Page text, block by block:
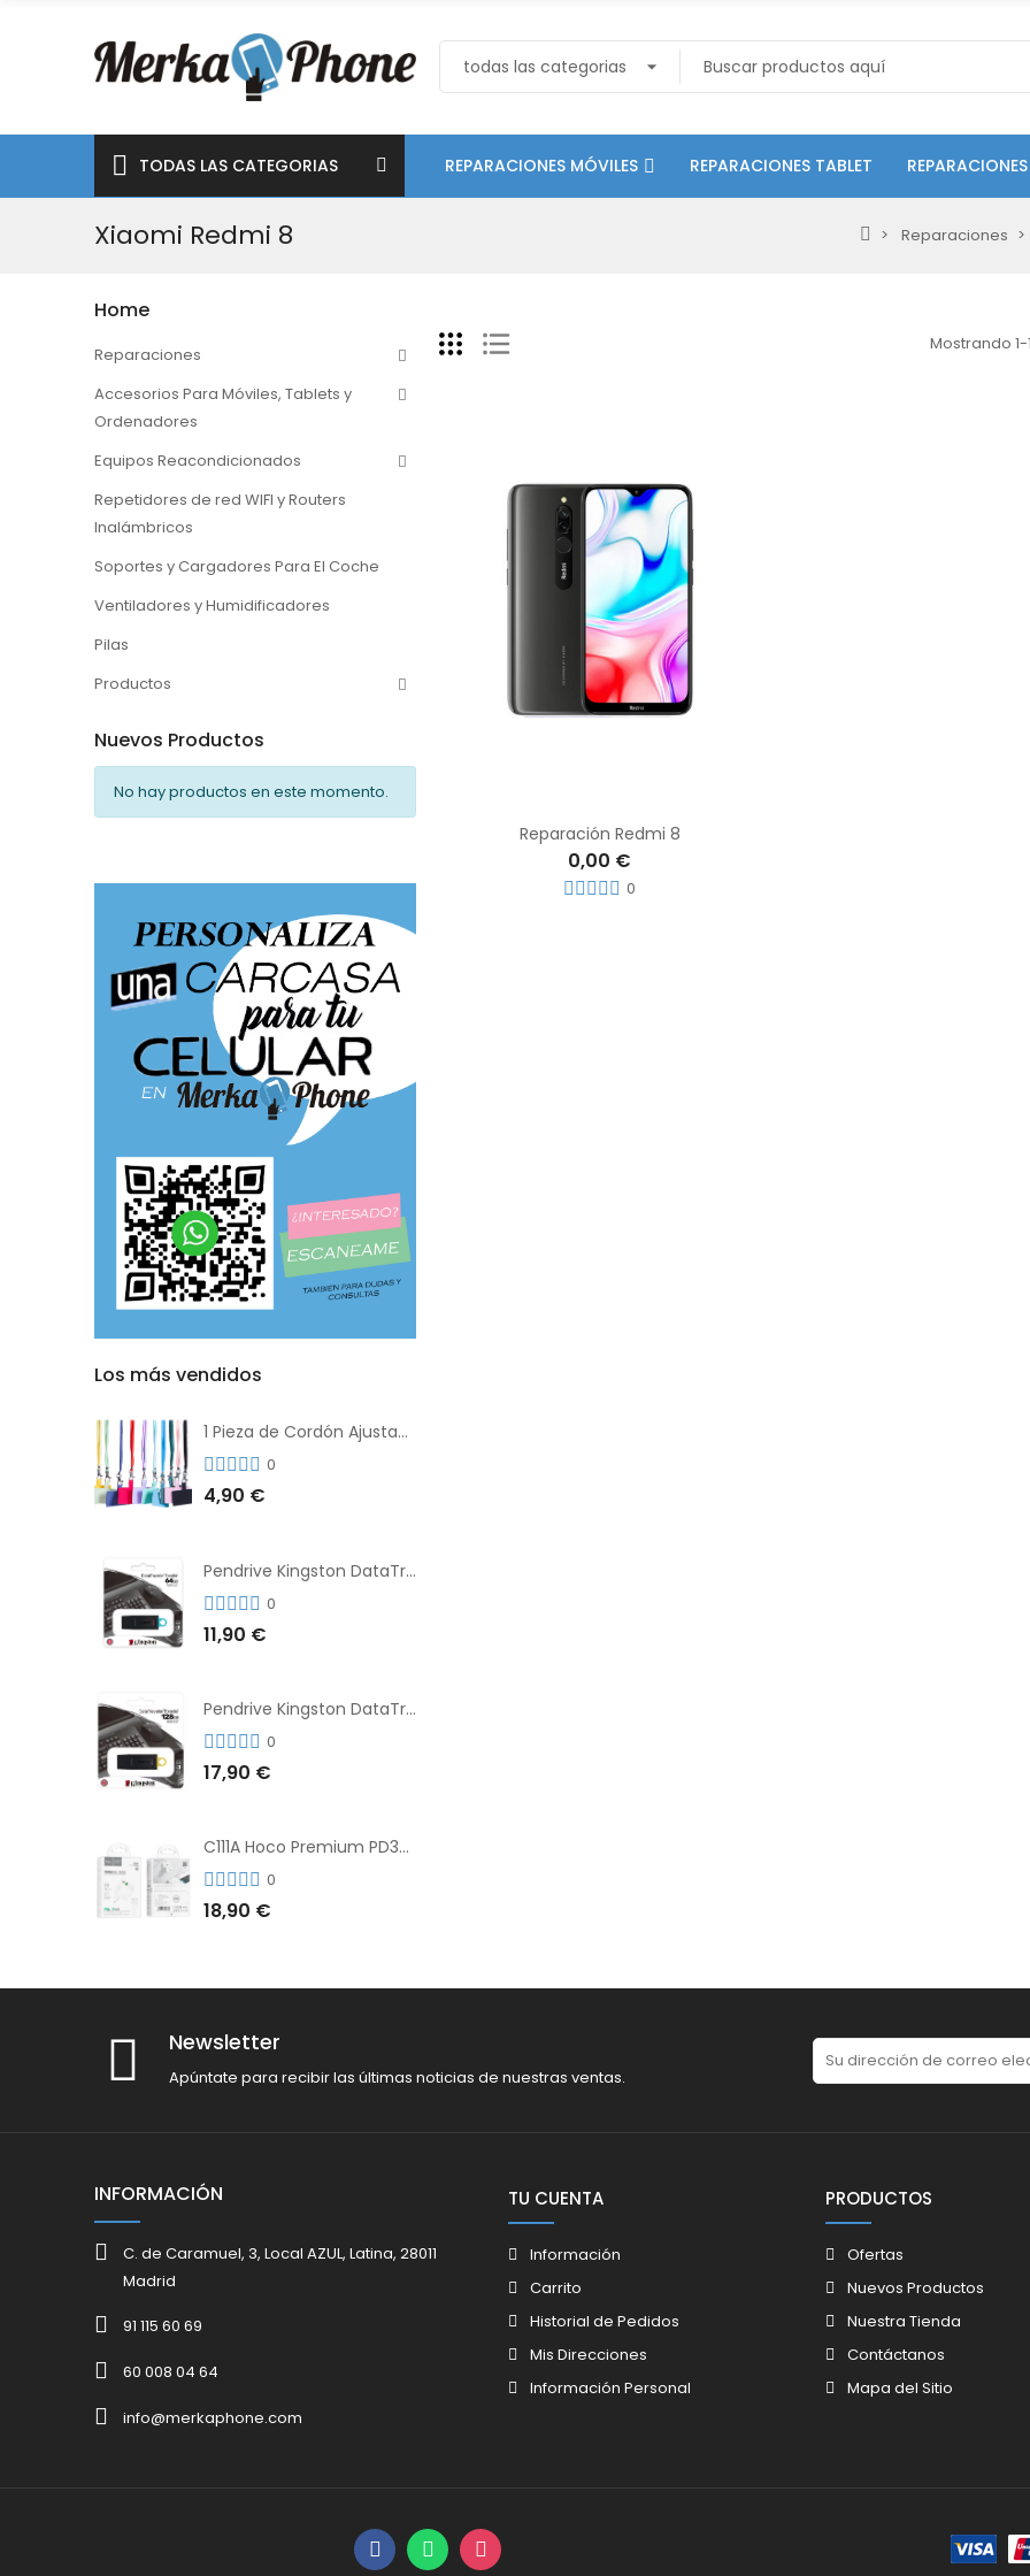
TODAS LAS CATEGORIAS REPARACIONES MÓVILES REPARACIONES TABLET
Xiaomi Redmi 8 Reparaciones
Home
Reparaciones
Accesorios Para Móviles, Tablets y
Ordenadores
Equipos Reacondicionados
Repetidores de red WIFI y Routers
Inalámbricos
Soportes y Cargadores Para El Coche
Ventiladores y Humidificadores
Pilas
Productos
Nuevos Productos
No hay productos en este momento.
Los más vendidos
1 Pieza de Cordón Ajustable Universal Para el Teléfono Con Clip Antipérdida
0
4,90 €
Pendrive Kingston DataTraveler® Exodia™ 64GB 3.2'
0
11,90 €
Pendrive Kingston DataTraveler® Exodia™ 128GB 3.2´
0
17,90 €
C111A Hoco Premium PD30W Adaptador de Carga Rápida Puerto Dual USB+Tipo C + Cable
0
18,90 €
Mostrando
Reparación Redmi 8
0,00 €
0
Newsletter
Apúntate para recibir las últimas noticias de nuestras ventas.
INFORMACIÓN
C. de Caramuel, 3, Local AZUL, Latina, 28011
Madrid
91 115 60 69
60 008 04 64
info@merkaphone.com
TU CUENTA
Información
Carrito
Historial de Pedidos
Mis Direcciones
Información Personal
PRODUCTOS
Ofertas
Nuevos Productos
Nuestra Tienda
Contáctanos
Mapa del Sitio